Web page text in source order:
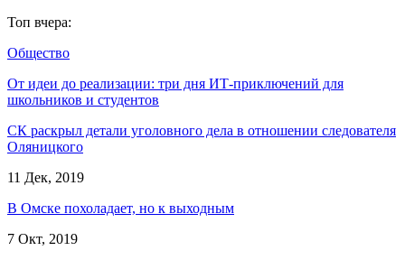
Топ вчера:
Общество
От идеи до реализации: три дня ИТ-приключений для
школьников и студентов
СК раскрыл детали уголовного дела в отношении следователя
Оляницкого
11 Дек, 2019
В Омске похоладает, но к выходным
7 Окт, 2019